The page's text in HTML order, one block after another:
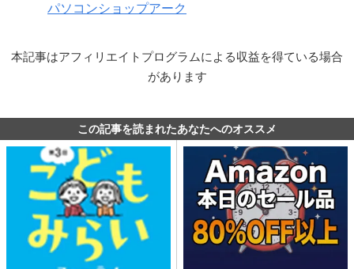
パソコンショップアーク
本記事はアフィリエイトプログラムによる収益を得ている場合
があります
この記事を読まれたあなたへのオススメ